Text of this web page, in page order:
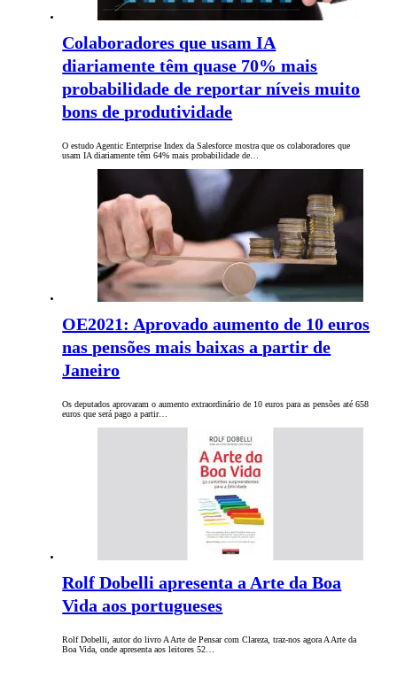
Colaboradores que usam IA
diariamente têm quase 70% mais
probabilidade de reportar níveis muito
bons de produtividade
O estudo Agentic Enterprise Index da Salesforce mostra que os colaboradores que
usam IA diariamente têm 64% mais probabilidade de…
OE2021: Aprovado aumento de 10 euros
nas pensões mais baixas a partir de
Janeiro
Os deputados aprovaram o aumento extraordinário de 10 euros para as pensões até 658
euros que será pago a partir…
Rolf Dobelli apresenta a Arte da Boa
Vida aos portugueses
Rolf Dobelli, autor do livro A Arte de Pensar com Clareza, traz-nos agora A Arte da
Boa Vida, onde apresenta aos leitores 52…